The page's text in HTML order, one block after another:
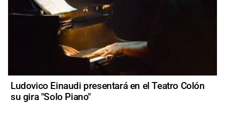
Ludovico Einaudi presentará en el Teatro Colón
su gira "Solo Piano"